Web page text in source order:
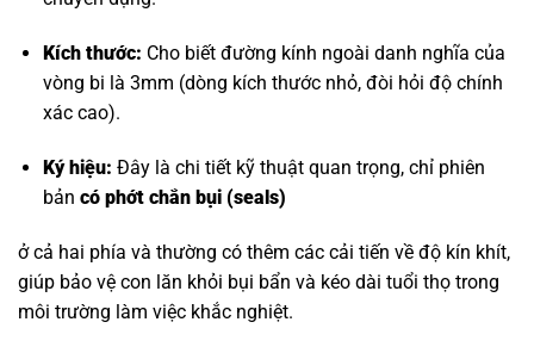
Kích thước: Cho biết đường kính ngoài danh nghĩa của
vòng bi là 3mm (dòng kích thước nhỏ, đòi hỏi độ chính
xác cao).
Ký hiệu: Đây là chi tiết kỹ thuật quan trọng, chỉ phiên
bản có phớt chắn bụi (seals)
ở cả hai phía và thường có thêm các cải tiến về độ kín khít,
giúp bảo vệ con lăn khỏi bụi bẩn và kéo dài tuổi thọ trong
môi trường làm việc khắc nghiệt.